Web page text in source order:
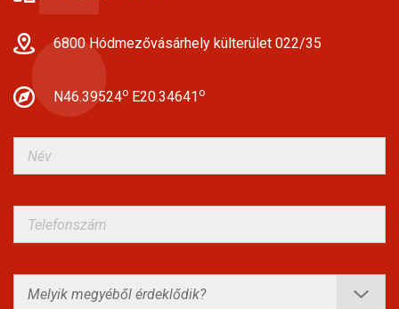
6800 Hódmezővásárhely külterület 022/35
N46.39524o E20.34641 o